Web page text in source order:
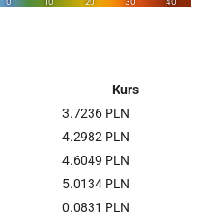
Kurs
3.7236 PLN
4.2982 PLN
4.6049 PLN
5.0134 PLN
0.0831 PLN